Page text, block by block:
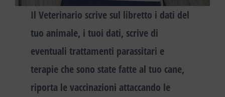
Il Veterinario scrive sul libretto i dati del
tuo animale, i tuoi dati, scrive di
eventuali trattamenti parassitari e
terapie che sono state fatte al tuo cane,
riporta le vaccinazioni attaccando le